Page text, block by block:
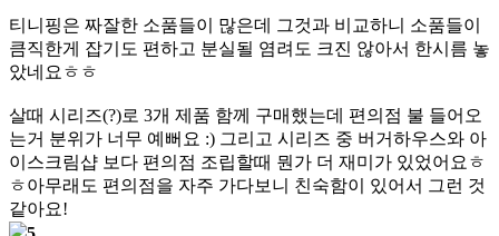
티니핑은 짜잘한 소품들이 많은데 그것과 비교하니 소품들이
큼직한게 잡기도 편하고 분실될 염려도 크진 않아서 한시름 놓
았네요ㅎㅎ
살때 시리즈(?)로 3개 제품 함께 구매했는데 편의점 불 들어오
는거 분위가 너무 예뻐요 :) 그리고 시리즈 중 버거하우스와 아
이스크림샵 보다 편의점 조립할때 뭔가 더 재미가 있었어요ㅎ
ㅎ아무래도 편의점을 자주 가다보니 친숙함이 있어서 그런 것
같아요!